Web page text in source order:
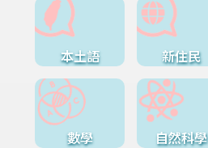
本土語 新住民
數學 自然科學